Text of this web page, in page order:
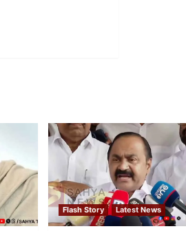
Flash Story Latest News